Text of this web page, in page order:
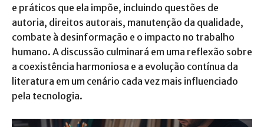
e práticos que ela impõe, incluindo questões de
autoria, direitos autorais, manutenção da qualidade,
combate à desinformação e o impacto no trabalho
humano. A discussão culminará em uma reflexão sobre
a coexistência harmoniosa e a evolução contínua da
literatura em um cenário cada vez mais influenciado
pela tecnologia.